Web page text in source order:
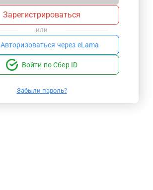
Зарегистрироваться
или
Авторизоваться через eLama
Войти по Сбер ID
Забыли пароль?